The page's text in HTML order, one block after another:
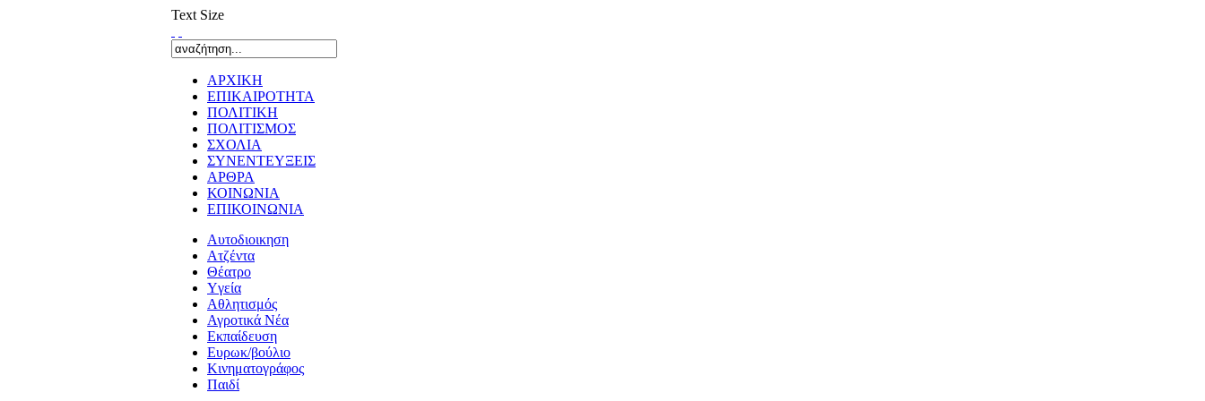
Text Size
ΑΡΧΙΚΗ
ΕΠΙΚΑΙΡΟΤΗΤΑ
ΠΟΛΙΤΙΚΗ
ΠΟΛΙΤΙΣΜΟΣ
ΣΧΟΛΙΑ
ΣΥΝΕΝΤΕΥΞΕΙΣ
ΑΡΘΡΑ
ΚΟΙΝΩΝΙΑ
ΕΠΙΚΟΙΝΩΝΙΑ
Αυτοδιοικηση
Ατζέντα
Θέατρο
Yγεία
Αθλητισμός
Αγροτικά Νέα
Εκπαίδευση
Ευρωκ/βούλιο
Κινηματογράφος
Παιδί